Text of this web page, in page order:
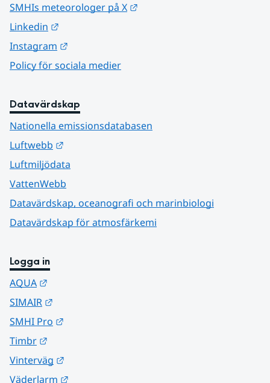
SMHIs meteorologer på X
Linkedin
Instagram
Policy för sociala medier
Datavärdskap
Nationella emissionsdatabasen
Luftwebb
Luftmiljödata
VattenWebb
Datavärdskap, oceanografi och marinbiologi
Datavärdskap för atmosfärkemi
Logga in
AQUA
SIMAIR
SMHI Pro
Timbr
Vinterväg
Väderlarm